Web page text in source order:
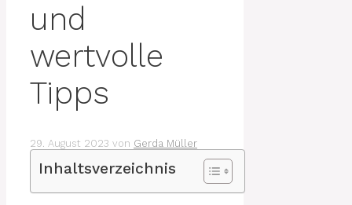
und
wertvolle
Tipps
29. August 2023 von Gerda Müller
Inhaltsverzeichnis